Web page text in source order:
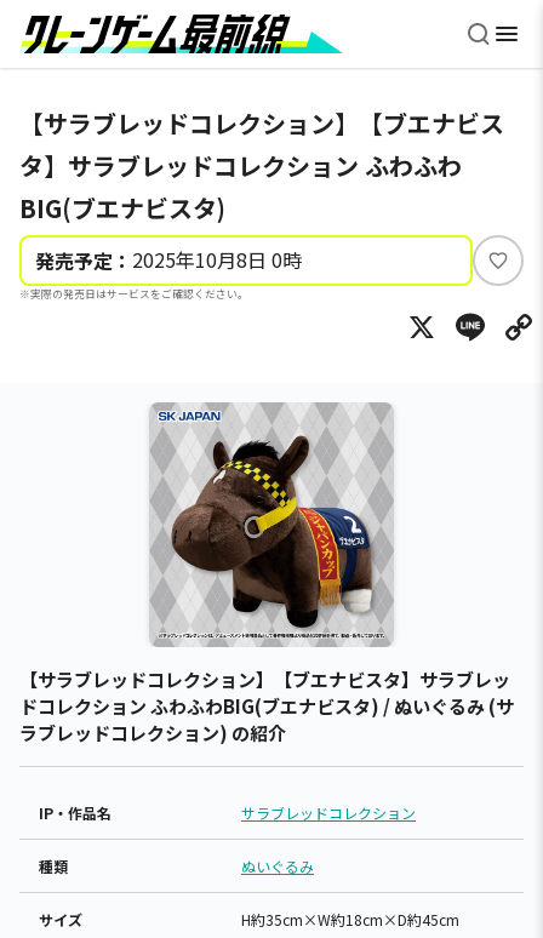
【サラブレッドコレクション】【ブエナビス
タ】サラブレッドコレクション ふわふわ
BIG(ブエナビスタ)
発売予定： 2025年10月8日 0時
※実際の発売日はサービスをご確認ください。
い
ね
X
【サラブレッドコレクション】【ブエナビスタ】サラブレッ
ドコレクション ふわふわBIG(ブエナビスタ) / ぬいぐるみ (サ
ラブレッドコレクション) の紹介
IP・作品名 サラブレッドコレクション
種類 ぬいぐるみ
サイズ H約35cm×W約18cm×D約45cm